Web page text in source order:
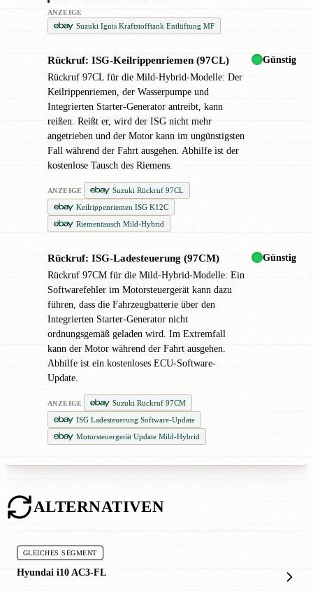
ANZEIGE
Suzuki Ignis Kraftstofftank Entlüftung MF
Rückruf: ISG-Keilrippenriemen (97CL)
Rückruf 97CL für die Mild-Hybrid-Modelle: Der
Keilrippenriemen, der Wasserpumpe und
Integrierten Starter-Generator antreibt, kann
reißen. Reißt er, wird der ISG nicht mehr
angetrieben und der Motor kann im ungünstigsten
Fall während der Fahrt ausgehen. Abhilfe ist der
kostenlose Tausch des Riemens.
ANZEIGE
Suzuki Rückruf 97CL
Keilrippenriemen ISG K12C
Riementausch Mild-Hybrid
Günstig
Rückruf: ISG-Ladesteuerung (97CM)
Rückruf 97CM für die Mild-Hybrid-Modelle: Ein
Softwarefehler im Motorsteuergerät kann dazu
führen, dass die Fahrzeugbatterie über den
Integrierten Starter-Generator nicht
ordnungsgemäß geladen wird. Im Extremfall
kann der Motor während der Fahrt ausgehen.
Abhilfe ist ein kostenloses ECU-Software-
Update.
ANZEIGE
Suzuki Rückruf 97CM
ISG Ladesteuerung Software-Update
Motorsteuergerät Update Mild-Hybrid
Günstig
ALTERNATIVEN
GLEICHES SEGMENT
Hyundai i10 AC3-FL